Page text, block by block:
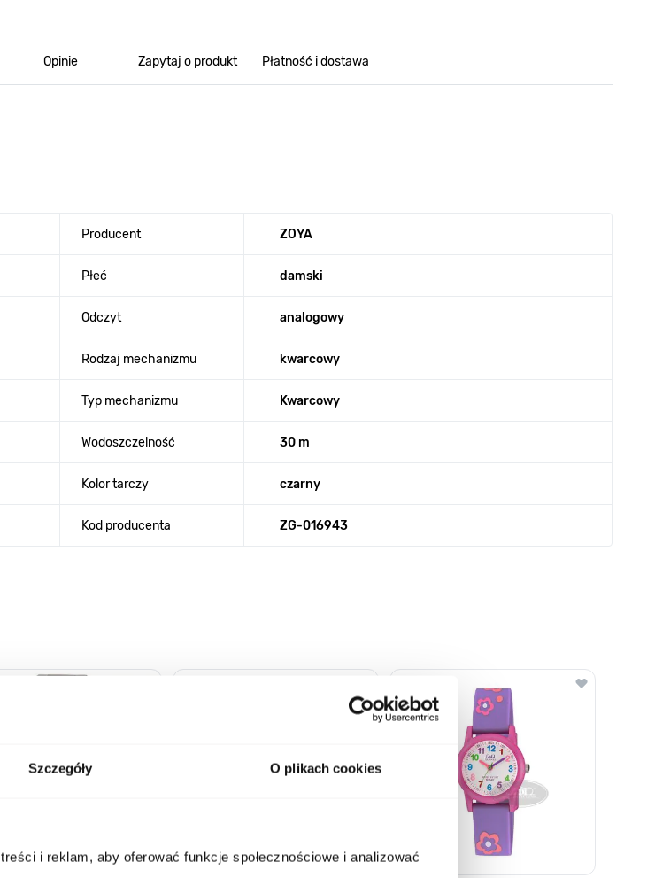
Szczegóły O plikach cookies
i reklam, aby oferować funkcje społecznościowe i analizować
Opinie Zapytaj o produkt Płatność i dostawa
Producent ZOYA
Płeć damski
Odczyt analogowy
Rodzaj mechanizmu kwarcowy
Typ mechanizmu Kwarcowy
Wodoszczelność 30 m
Kolor tarczy czarny
Kod producenta ZG-016943
karuzelę lub przejść bezpośrednio do nawigacji karuzeli za pomocą linka pomijającego.